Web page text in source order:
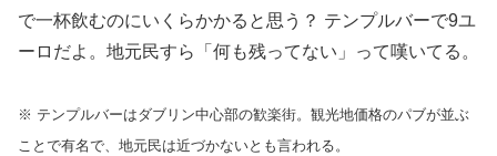
で一杯飲むのにいくらかかると思う？ テンプルバーで9ユ
ーロだよ。地元民すら「何も残ってない」って嘆いてる。
※ テンプルバーはダブリン中心部の歓楽街。観光地価格のパブが並ぶ
ことで有名で、地元民は近づかないとも言われる。